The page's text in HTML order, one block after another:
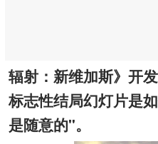
辐射：新维加斯》开
标志性结局幻灯片是
是随意的"。